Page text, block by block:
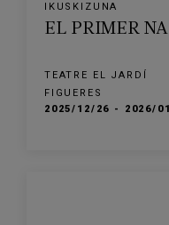
IKUSKIZUNA
EL PRIMER
TEATRE EL JARDÍ
FIGUERES
2025/12/26 - 2026/